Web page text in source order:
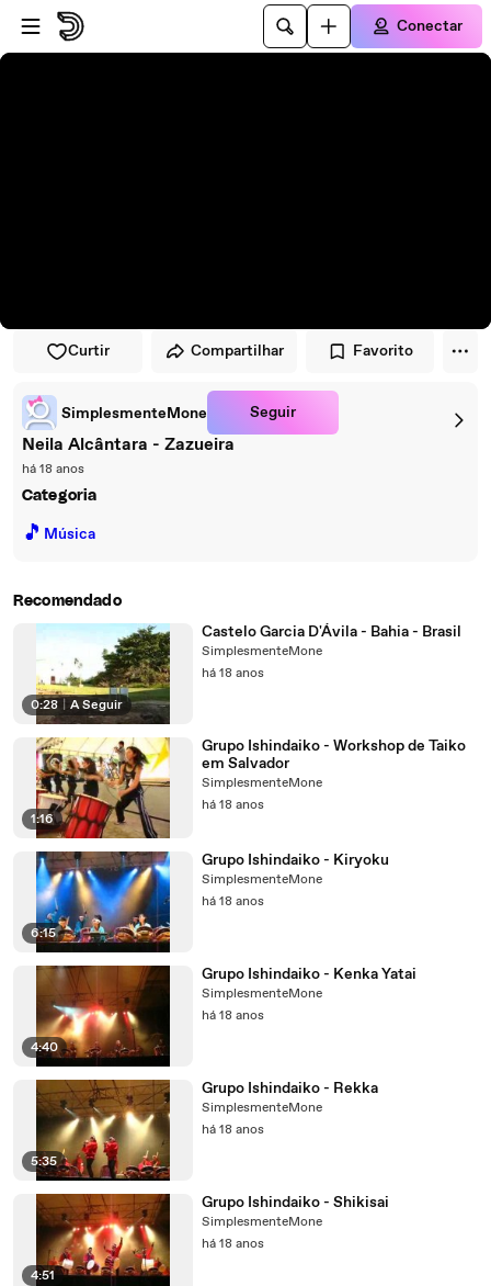
Pular para o player
Ir para o conteúdo principal
Conectar
Curtir Compartilhar Favorito
SimplesmenteMone Seguir
Neila Alcântara - Zazueira
há 18 anos
Categoria
🎵 Música
Recomendado
0:28 A Seguir
Castelo Garcia D'Ávila - Bahia - Brasil
SimplesmenteMone
há 18 anos
1:16
Grupo Ishindaiko - Workshop de Taiko
em Salvador
SimplesmenteMone
há 18 anos
6:15
Grupo Ishindaiko - Kiryoku
SimplesmenteMone
há 18 anos
4:40
Grupo Ishindaiko - Kenka Yatai
SimplesmenteMone
há 18 anos
5:35
Grupo Ishindaiko - Rekka
SimplesmenteMone
há 18 anos
4:51
Grupo Ishindaiko - Shikisai
SimplesmenteMone
há 18 anos